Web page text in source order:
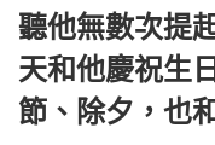
聽他無數次提
天和他慶祝生
節、除夕，也